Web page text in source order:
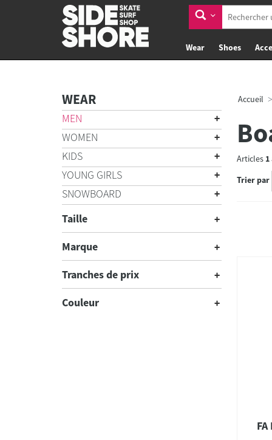
Wear Shoes
WEAR
MEN
WOMEN
KIDS
YOUNG GIRLS
SNOWBOARD
Taille
Marque
Tranches de prix
Couleur
Accueil
Articles 1
Trier par